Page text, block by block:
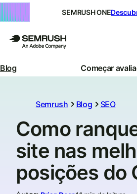
SEMRUSH ONE
Blog Começar
Semrush Blog SEO
Como
site nas
posições do